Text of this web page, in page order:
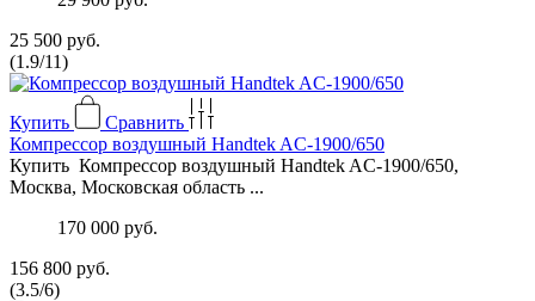
25 500 руб.
(1.9/11)
Купить
Сравнить
Компрессор воздушный Handtek AC-1900/650
Купить Компрессор воздушный Handtek AC-1900/650,
Москва, Московская область ...
170 000 руб.
156 800 руб.
(3.5/6)